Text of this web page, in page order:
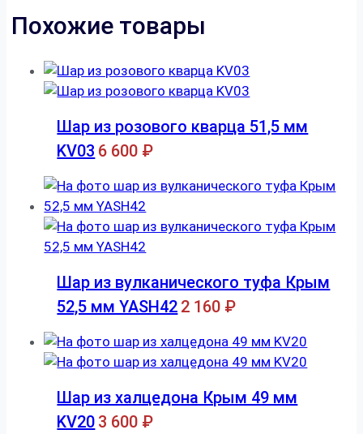
Похожие товары
Шар из розового кварца 51,5 мм
KV03 6 600 ₽
Шар из вулканического туфа Крым
52,5 мм YASH42 2 160 ₽
Шар из халцедона Крым 49 мм
KV20 3 600 ₽